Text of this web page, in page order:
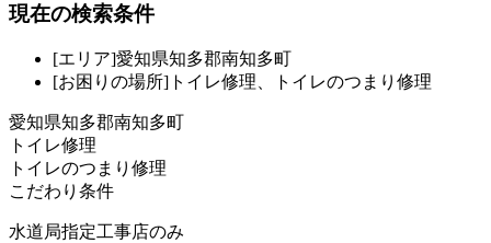
現在の検索条件
[エリア]愛知県知多郡南知多町
[お困りの場所]トイレ修理、トイレのつまり修理
愛知県知多郡南知多町
トイレ修理
トイレのつまり修理
こだわり条件
水道局指定工事店のみ